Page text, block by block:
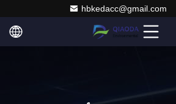
hbkedacc@gmail.com